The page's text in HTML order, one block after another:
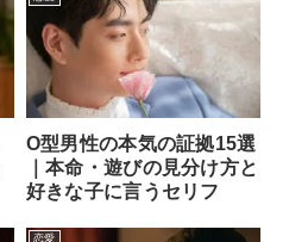
O型男性の本気の証拠15選
｜本命・遊びの見分け方と
好きな子に言うセリフ
恋愛